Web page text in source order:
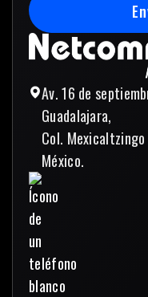
Av. 16 de
Guadalajara,
Col.
México.